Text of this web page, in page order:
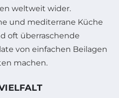
weltweit wider.
und mediterrane Küche
oft überraschende
von einfachen Beilagen
machen.